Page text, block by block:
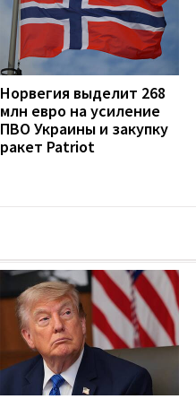
Норвегия выделит 268
млн евро на усиление
ПВО Украины и закупку
ракет Patriot